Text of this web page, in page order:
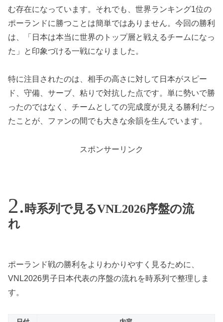
む存在になっています。それでも、世界ランキング1位の
ポーランドに勝つことは簡単ではありません。今回の勝利
は、「日本は本当に世界のトップ層と戦えるチームになっ
た」と印象づける一戦になりました。
特に注目されたのは、相手の高さに対して日本がスピー
ド、守備、サーブ、粘りで対抗した点です。単に勢いで勝
ったのではなく、チームとしての完成度が見える勝利だっ
たことが、ファンの間でも大きな余韻を生んでいます。
スポンサーリンク
時系列で見るVNL2026序盤の流
れ
ポーランド戦の勝利をよりわかりやすく見るために、
VNL2026男子日本代表の序盤の流れを時系列で整理しま
す。